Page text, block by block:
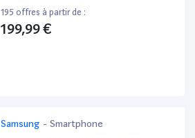
195 offres à partir de :
199,99 €
Samsung - Smartphone